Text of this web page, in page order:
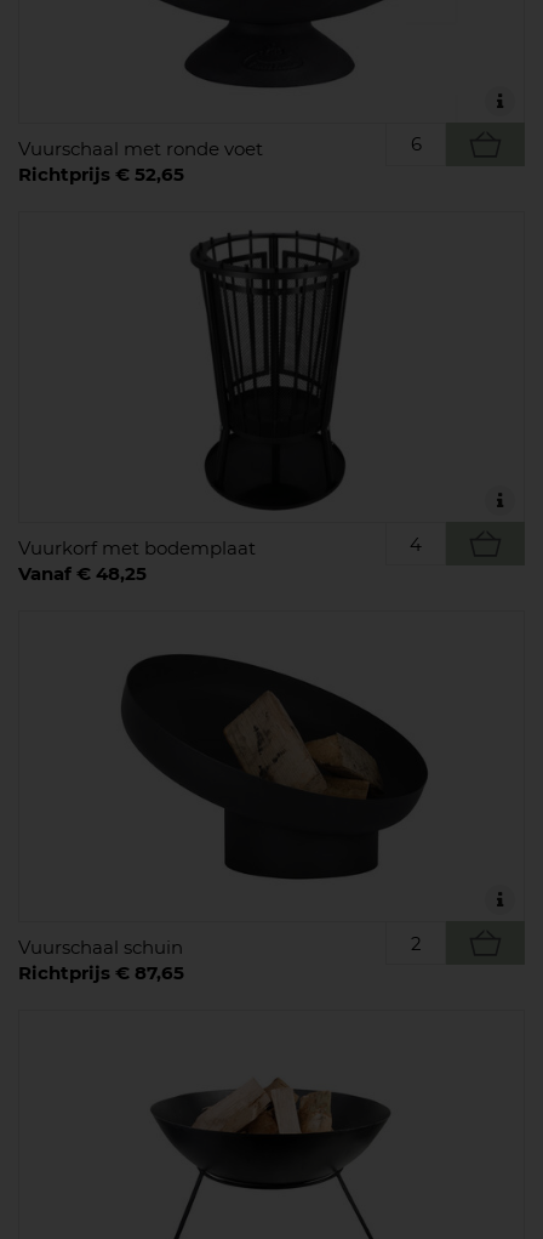
Vuurschaal met ronde voet
Richtprijs € 52,65
Vuurkorf met bodemplaat
Vanaf € 48,25
Vuurschaal schuin
Richtprijs € 87,65